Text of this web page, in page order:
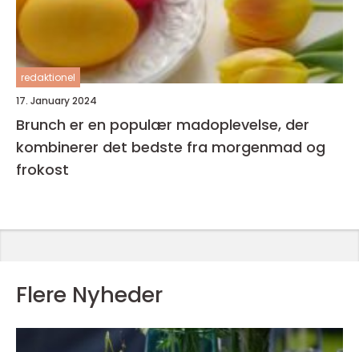
redaktionel
17. January 2024
Brunch er en populær madoplevelse, der
kombinerer det bedste fra morgenmad og
frokost
Flere Nyheder